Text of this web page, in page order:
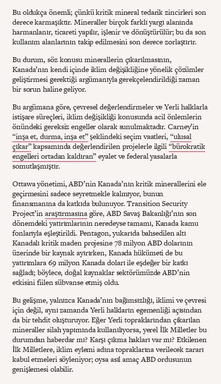
Bu oldukça önemli; çünkü kritik mineral tedarik zincirleri son
derece karmaşıktır. Mineraller birçok farklı yargı alanında
harmanlanır, ticareti yapılır, işlenir ve dönüştürülür; bu da son
kullanım alanlarının takip edilmesini son derece zorlaştırır.
Bu durum, söz konusu minerallerin çıkarılmasının,
Kanada’nın kendi içinde iklim değişikliğine yönelik çözümler
geliştirmesi gerektiği argümanıyla gerekçelendirildiği zaman
bir sorun haline geliyor.
Bu argümana göre, çevresel değerlendirmeler ve Yerli halklarla
istişare süreçleri, iklim değişikliği konusunda acil önlemlerin
önündeki gereksiz engeller olarak sunulmaktadır. Carney’in
“inşa et, durma, inşa et”şeklindeki seçim vaatleri, “ulusal
çıkar”kapsamında değerlendirilen projelerle ilgili“bürokratik
engelleri ortadan kaldıran”eyalet ve federal yasalarla
somutlaşmıştır.
Ottawa yönetimi, ABD’nin Kanada’nın kritik minerallerini ele
geçirmesini sadece seyretmekle kalmıyor, bunun
finansmanına da katkıda bulunuyor. Transition Security
Project’inaraştırmasınagöre, ABD Savaş Bakanlığı’nın son
dönemdeki yatırımlarının neredeyse tamamı, Kanada kamu
fonlarıyla eşleştirildi. Pentagon, yukarıda bahsedilen altı
Kanadalı kritik maden projesine 78 milyon ABD dolarının
üzerinde bir kaynak ayırırken, Kanada hükümeti de bu
yatırımlara 69 milyon Kanada doları ile eşdeğer bir katkı
sağladı; böylece, doğal kaynaklar sektörümüzde ABD’nin
etkisini fiilen sübvanse etmiş oldu.
Bu gelişme, yalnızca Kanada’nın bağımsızlığı, iklimi ve çevresi
için değil, aynı zamanda Yerli halkların egemenliği açısından
da bir tehdit oluşturuyor. Eğer Yerli topraklarından çıkarılan
mineraller silah yapımında kullanılıyorsa, yerel İlk Milletler bu
durumdan haberdar mı? Karşı çıkma hakları var mı? Etkilenen
İlk Milletlere, iklim eylemi adına topraklarına verilecek zararı
kabul etmeleri söyleniyor; oysa asıl amaç ABD ordusunun
genişlemesi olabilir.